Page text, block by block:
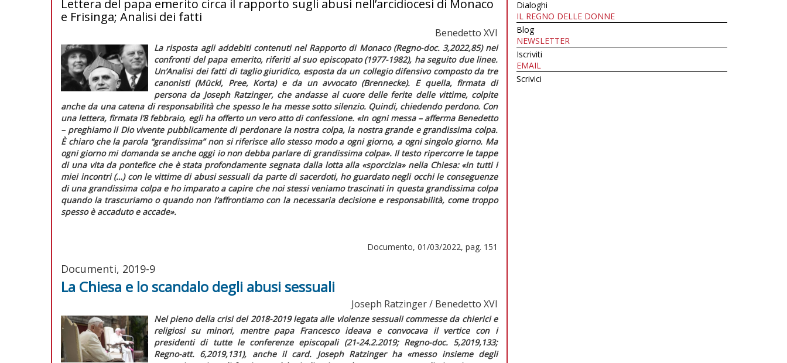
Lettera del papa emerito circa il rapporto sugli abusi nell’arcidiocesi di Monaco
e Frisinga; Analisi dei fatti
Benedetto XVI
La risposta agli addebiti contenuti nel Rapporto di Monaco (Regno-doc. 3,2022,85) nei
confronti del papa emerito, riferiti al suo episcopato (1977-1982), ha seguito due linee.
Un’Analisi dei fattidi taglio giuridico, esposta da un collegio difensivo composto da tre
canonisti (Mückl, Pree, Korta) e da un avvocato (Brennecke). E quella, firmata di
persona da Joseph Ratzinger, che andasse al cuore delle ferite delle vittime, colpite
anche da una catena di responsabilità che spesso le ha messe sotto silenzio. Quindi, chiedendo perdono. Con
una lettera, firmata l’8 febbraio, egli ha offerto un vero atto di confessione. «In ogni messa – afferma Benedetto
– preghiamo il Dio vivente pubblicamente di perdonare la nostra colpa, la nostra grande e grandissima colpa.
È chiaro che la parola “grandissima” non si riferisce allo stesso modo a ogni giorno, a ogni singolo giorno. Ma
ogni giorno mi domanda se anche oggi io non debba parlare di grandissima colpa». Il testo ripercorre le tappe
di una vita da pontefice che è stata profondamente segnata dalla lotta alla «sporcizia» nella Chiesa: «In tutti i
miei incontri (…) con le vittime di abusi sessuali da parte di sacerdoti, ho guardato negli occhi le conseguenze
di una grandissima colpa e ho imparato a capire che noi stessi veniamo trascinati in questa grandissima colpa
quando la trascuriamo o quando non l’affrontiamo con la necessaria decisione e responsabilità, come troppo
spesso è accaduto e accade».
Documento, 01/03/2022, pag. 151
Documenti, 2019-9
La Chiesa e lo scandalo degli abusi sessuali
Joseph Ratzinger / Benedetto XVI
Nel pieno della crisi del 2018-2019 legata alle violenze sessuali commesse da chierici e
religiosi su minori, mentre papa Francesco ideava e convocava il vertice con i
presidenti di tutte le conferenze episcopali (21-24.2.2019; Regno-doc. 5,2019,133;
Regno-att. 6,2019,131), anche il card. Joseph Ratzinger ha «messo insieme degli
Dialoghi
IL REGNO DELLE DONNE
Blog
NEWSLETTER
Iscriviti
EMAIL
Scrivici